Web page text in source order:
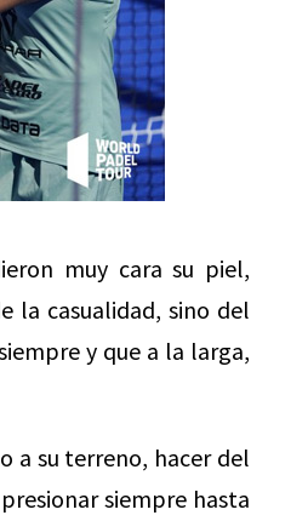
muy cara su piel,
la casualidad, sino del
y que a la larga,
a su terreno, hacer del
siempre hasta